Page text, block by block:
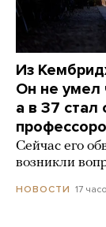
Из
Он не умел
а в 37
Сейчас его
возникли
НОВОСТИ 17